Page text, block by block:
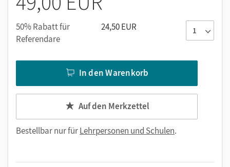
50% Rabatt für
Referendare
24,50 EUR
In den Warenkorb
Auf den Merkzettel
Bestellbar nur fürLehrpersonen und Schulen.